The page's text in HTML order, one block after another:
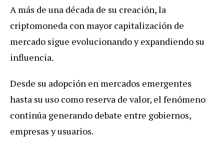
A más de una década de su creación, la
criptomoneda con mayor capitalización de
mercado sigue evolucionando y expandiendo su
influencia.
Desde su adopción en mercados emergentes
hasta su uso como reserva de valor, el fenómeno
continúa generando debate entre gobiernos,
empresas y usuarios.